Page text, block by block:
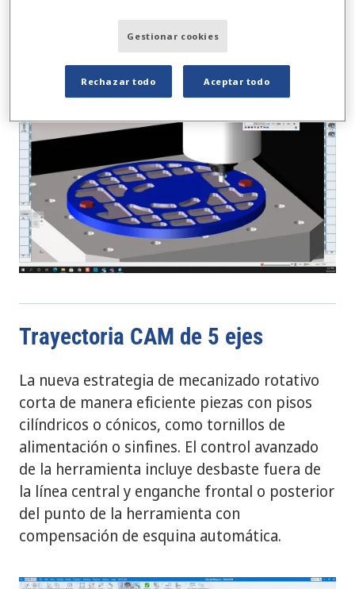
reducir los movimientos rápidos para
cavidades más profundas.
Trayectoria CAM de 5 ejes
La nueva estrategia de mecanizado rotativo
corta de manera eficiente piezas con pisos
cilíndricos o cónicos, como tornillos de
alimentación o sinfines. El control avanzado
de la herramienta incluye desbaste fuera de
la línea central y enganche frontal o posterior
del punto de la herramienta con
compensación de esquina automática.
Gestionar cookies
Rechazar todo Aceptar todo